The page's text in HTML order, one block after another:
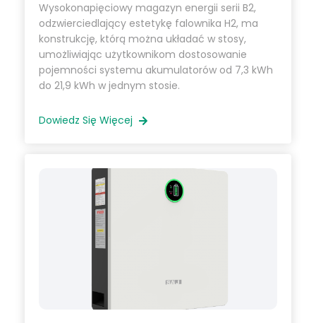
Wysokonapięciowy magazyn energii serii B2,
odzwierciedlający estetykę falownika H2, ma
konstrukcję, którą można układać w stosy,
umożliwiając użytkownikom dostosowanie
pojemności systemu akumulatorów od 7,3 kWh
do 21,9 kWh w jednym stosie.
Dowiedz Się Więcej